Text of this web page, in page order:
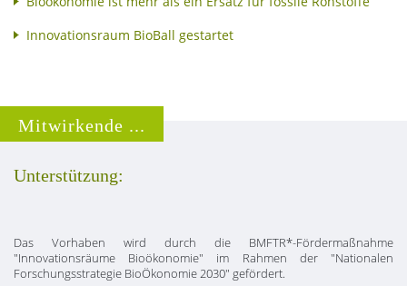
Innovationsraum BioBall gestartet
Mitwirkende ...
Unterstützung:
Das Vorhaben wird durch die BMFTR*-Fördermaßnahme
"Innovationsräume Bioökonomie" im Rahmen der "Nationalen
Forschungsstrategie BioÖkonomie 2030" gefördert.